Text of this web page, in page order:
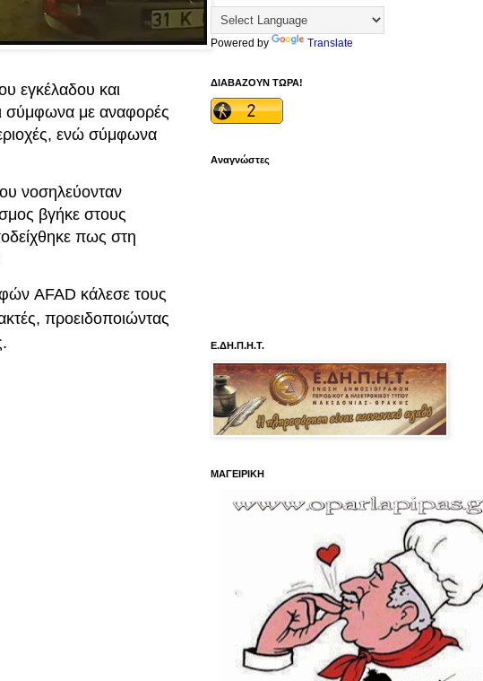
εγκέλαδου και
σύμφωνα με αναφορές
ενώ σύμφωνα
νοσηλεύονταν
βγήκε στους
πως στη
AFAD κάλεσε τους
προειδοποιώντας
Powered by Translate
ΔΙΑΒΑΖΟΥΝ ΤΩΡΑ!
Αναγνώστες
Ε.ΔΗ.Π.Η.Τ.
ΜΑΓΕΙΡΙΚΗ